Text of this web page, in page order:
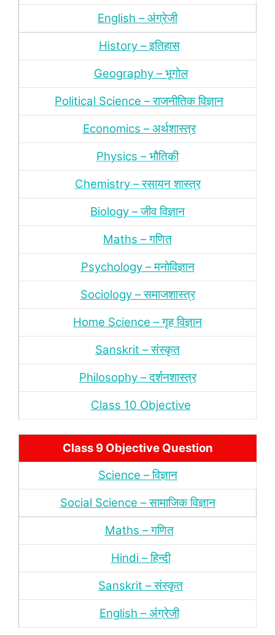
English – अंग्रेजी
History – इतिहास
Geography – भूगोल
Political Science – राजनीतिक विज्ञान
Economics – अर्थशास्‍त्र
Physics – भौतिकी
Chemistry – रसायन शास्‍त्र
Biology – जीव विज्ञान
Maths – गणित
Psychology – मनोविज्ञान
Sociology – समाजशास्‍त्र
Home Science – गृह विज्ञान
Sanskrit – संस्‍कृत
Philosophy – दर्शनशास्‍त्र
Class 10 Objective
Class 9 Objective Question
Science – विज्ञान
Social Science – सामाजिक विज्ञान
Maths – गणित
Hindi – हिन्‍दी
Sanskrit – संस्‍कृत
English – अंंग्रेजी